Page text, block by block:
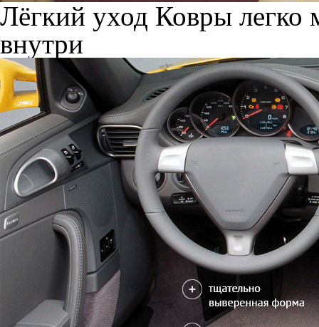
Лёгкий уход Ковры легко
внутри